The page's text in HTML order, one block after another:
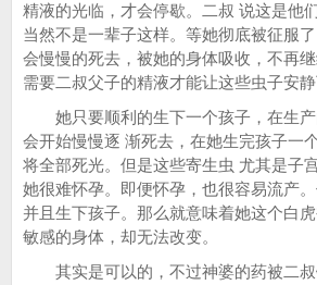
精液的光临，才会停歇。二叔 说这是他
当然不是一辈子这样。等她彻底被征服
会慢慢的死去，被她的身体吸收，不再
需要二叔父子的精液才能让这些虫子安静
她只要顺利的生下一个孩子，在生产
会开始慢慢逐 渐死去，在她生完孩子一
将全部死光。但是这些寄生虫 尤其是子
她很难怀孕。即便怀孕，也很容易流产
并且生下孩子。那么就意味着她这个白
敏感的身体，却无法改变。
其实是可以的，不过神婆的药被二叔